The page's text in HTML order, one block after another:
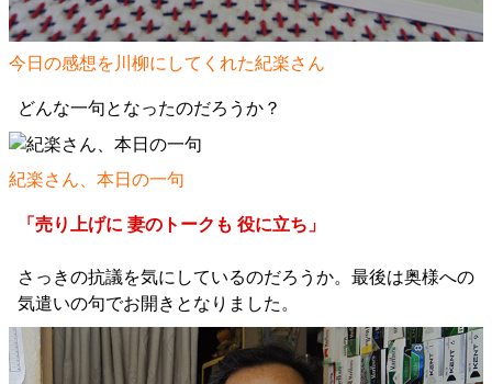
今日の感想を川柳にしてくれた紀楽さん
どんな一句となったのだろうか？
紀楽さん、本日の一句
「売り上げに 妻のトークも 役に立ち」
さっきの抗議を気にしているのだろうか。最後は奥様への
気遣いの句でお開きとなりました。